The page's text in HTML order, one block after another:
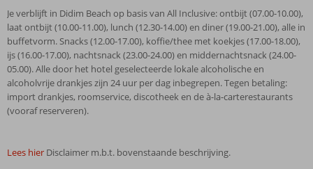
Je verblijft in Didim Beach op basis van All Inclusive: ontbijt (07.00-10.00),
laat ontbijt (10.00-11.00), lunch (12.30-14.00) en diner (19.00-21.00), alle in
buffetvorm. Snacks (12.00-17.00), koffie/thee met koekjes (17.00-18.00),
ijs (16.00-17.00), nachtsnack (23.00-24.00) en middernachtsnack (24.00-
05.00). Alle door het hotel geselecteerde lokale alcoholische en
alcoholvrije drankjes zijn 24 uur per dag inbegrepen. Tegen betaling:
import drankjes, roomservice, discotheek en de à-la-carterestaurants
(vooraf reserveren).
Lees hier Disclaimer m.b.t. bovenstaande beschrijving.